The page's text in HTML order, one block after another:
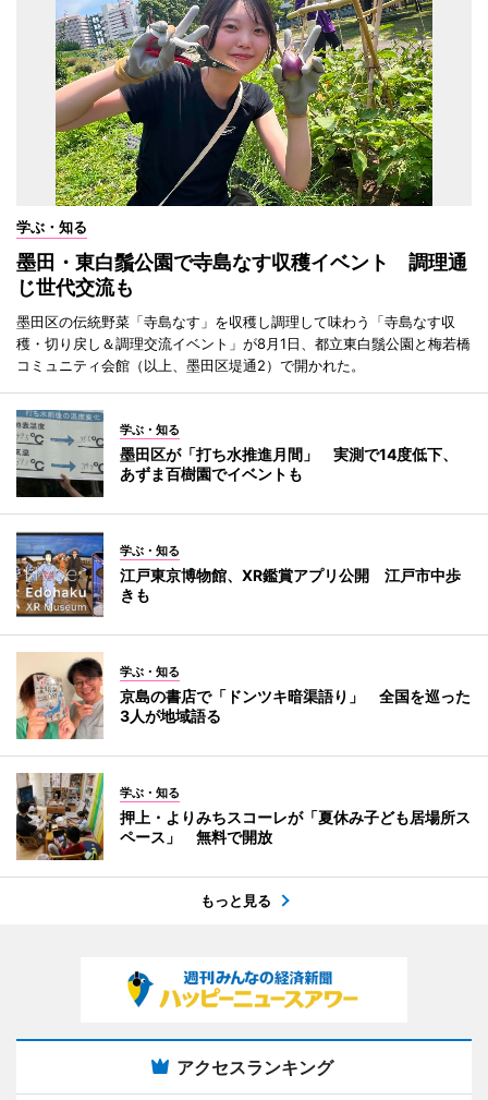
学ぶ・知る
墨田・東白鬚公園で寺島なす収穫イベント 調理通
じ世代交流も
墨田区の伝統野菜「寺島なす」を収穫し調理して味わう「寺島なす収
穫・切り戻し＆調理交流イベント」が8月1日、都立東白鬚公園と梅若橋
コミュニティ会館（以上、墨田区堤通2）で開かれた。
学ぶ・知る
墨田区が「打ち水推進月間」 実測で14度低下、
あずま百樹園でイベントも
学ぶ・知る
江戸東京博物館、XR鑑賞アプリ公開 江戸市中歩
きも
学ぶ・知る
京島の書店で「ドンツキ暗渠語り」 全国を巡った
3人が地域語る
学ぶ・知る
押上・よりみちスコーレが「夏休み子ども居場所ス
ペース」 無料で開放
もっと見る
アクセスランキング